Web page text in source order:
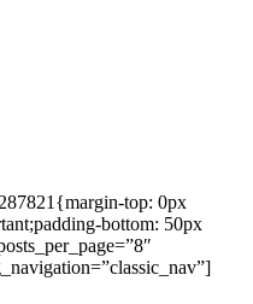
top: 0px
bottom: 50px